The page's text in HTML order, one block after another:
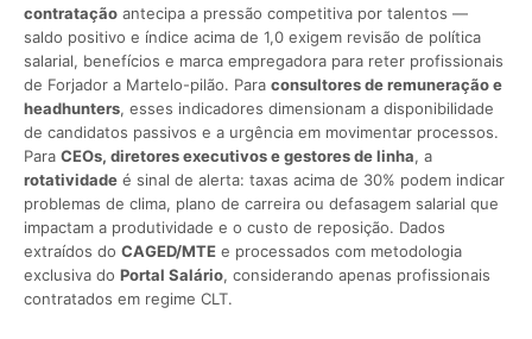
contratação antecipa a pressão competitiva por talentos —
saldo positivo e índice acima de 1,0 exigem revisão de política
salarial, benefícios e marca empregadora para reter profissionais
de Forjador a Martelo-pilão. Para consultores de remuneração e
headhunters, esses indicadores dimensionam a disponibilidade
de candidatos passivos e a urgência em movimentar processos.
Para CEOs, diretores executivos e gestores de linha, a
rotatividade é sinal de alerta: taxas acima de 30% podem indicar
problemas de clima, plano de carreira ou defasagem salarial que
impactam a produtividade e o custo de reposição. Dados
extraídos do CAGED/MTE e processados com metodologia
exclusiva do Portal Salário, considerando apenas profissionais
contratados em regime CLT.